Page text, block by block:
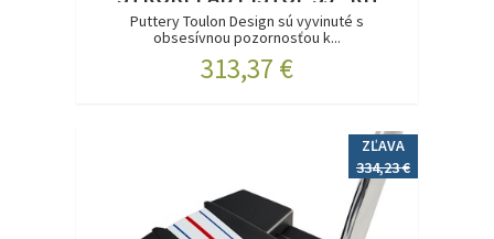
Puttery Toulon Design sú vyvinuté s
obsesívnou pozornosťou k...
313,37 €
ZĽAVA
334,23 €